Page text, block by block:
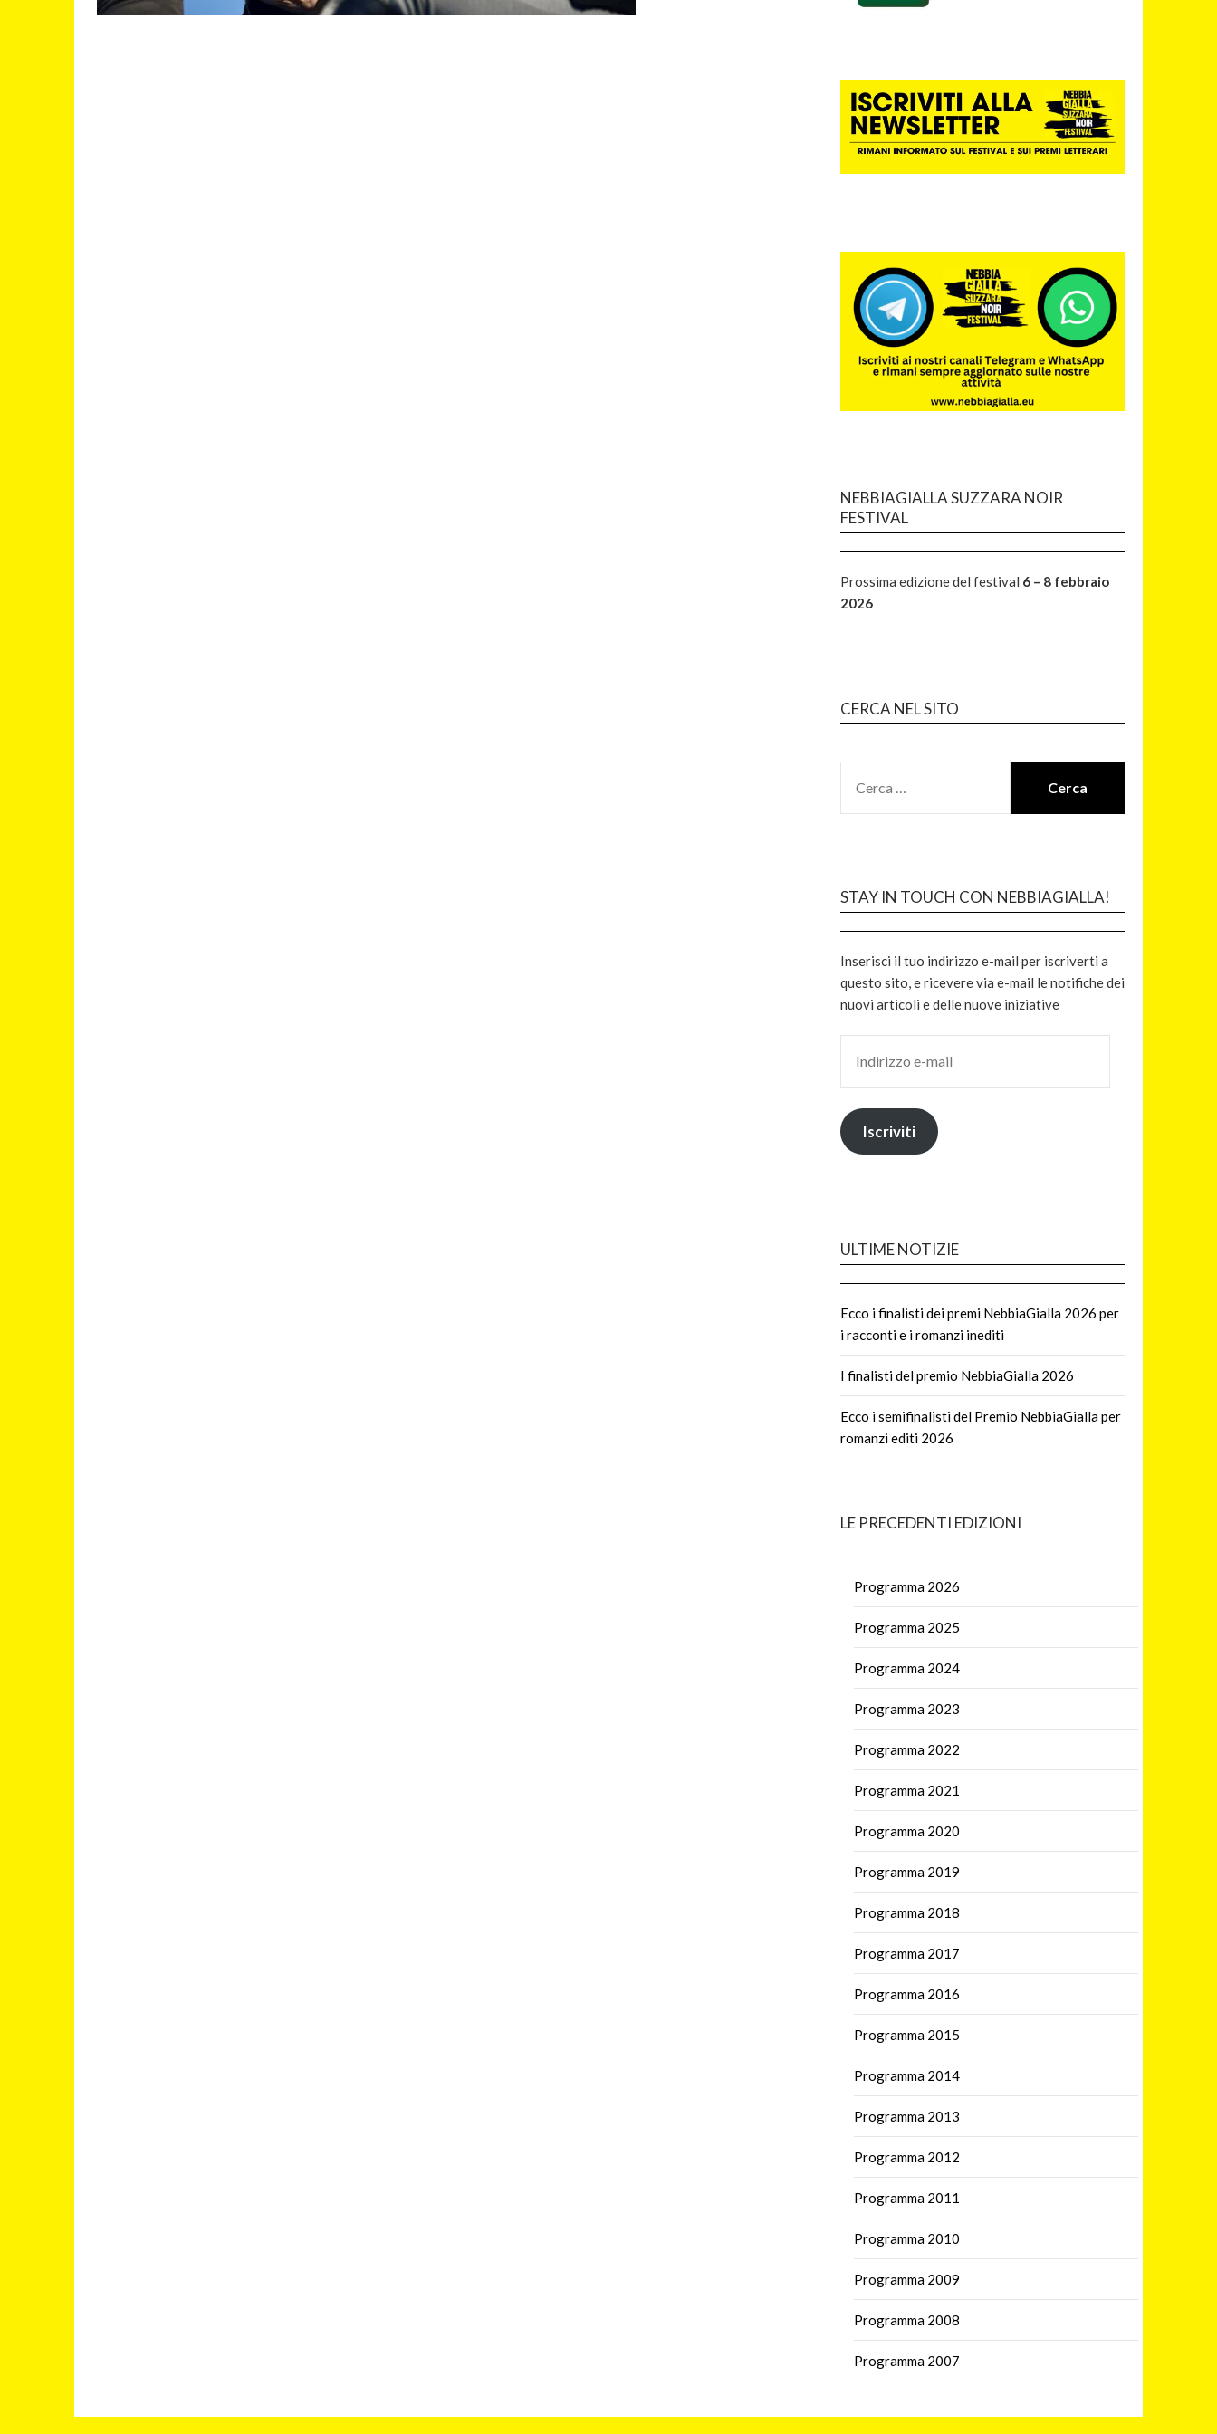
NEBBIAGIALLA SUZZARA NOIR
FESTIVAL
Prossima edizione del festival 6 – 8 febbraio
2026
CERCA NEL SITO
STAY IN TOUCH CON NEBBIAGIALLA!
Inserisci il tuo indirizzo e-mail per iscriverti a
questo sito, e ricevere via e-mail le notifiche dei
nuovi articoli e delle nuove iniziative
Iscriviti
ULTIME NOTIZIE
Ecco i finalisti dei premi NebbiaGialla 2026 per
i racconti e i romanzi inediti
I finalisti del premio NebbiaGialla 2026
Ecco i semifinalisti del Premio NebbiaGialla per
romanzi editi 2026
LE PRECEDENTI EDIZIONI
Programma 2026
Programma 2025
Programma 2024
Programma 2023
Programma 2022
Programma 2021
Programma 2020
Programma 2019
Programma 2018
Programma 2017
Programma 2016
Programma 2015
Programma 2014
Programma 2013
Programma 2012
Programma 2011
Programma 2010
Programma 2009
Programma 2008
Programma 2007